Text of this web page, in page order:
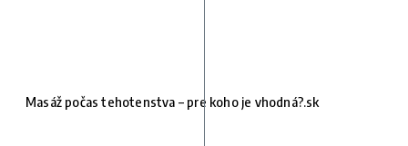
Masáž počas tehotenstva – pre koho je vhodná?.sk